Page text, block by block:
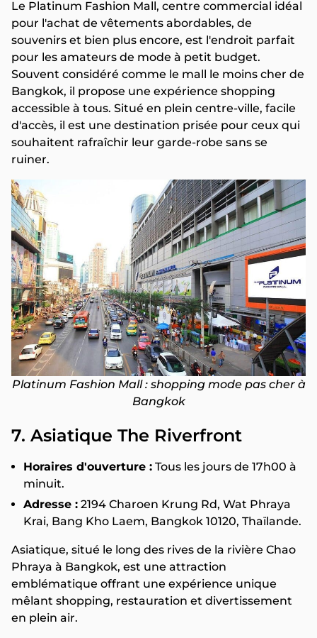
Le Platinum Fashion Mall, centre commercial idéal
pour l'achat de vêtements abordables, de
souvenirs et bien plus encore, est l'endroit parfait
pour les amateurs de mode à petit budget.
Souvent considéré comme le mall le moins cher de
Bangkok, il propose une expérience shopping
accessible à tous. Situé en plein centre-ville, facile
d'accès, il est une destination prisée pour ceux qui
souhaitent rafraîchir leur garde-robe sans se
ruiner.
Platinum Fashion Mall : shopping mode pas cher à
Bangkok
7. Asiatique The Riverfront
Horaires d'ouverture : Tous les jours de 17h00 à
minuit.
Adresse : 2194 Charoen Krung Rd, Wat Phraya
Krai, Bang Kho Laem, Bangkok 10120, Thaïlande.
Asiatique, situé le long des rives de la rivière Chao
Phraya à Bangkok, est une attraction
emblématique offrant une expérience unique
mêlant shopping, restauration et divertissement
en plein air.